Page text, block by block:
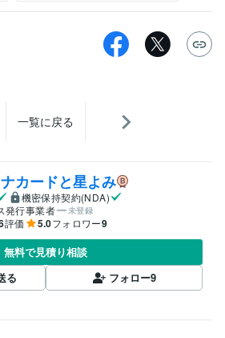
一覧に戻る
カードと星よみ
機密保持契約(NDA)
発行事業者
未登録
評価 5.0フォロワー9
無料で見積り相談
る
フォロー9